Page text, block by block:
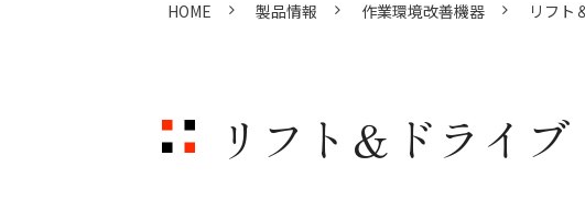
HOME 製品情報 作業環境改善機器 リフト
リフト＆ドライ